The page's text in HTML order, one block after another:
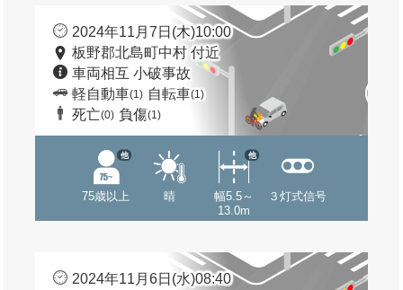
2024年11月7日(木)10:00
板野郡北島町中村 付近
車両相互 小破事故
軽自動車(1) 自転車(1)
死亡(0) 負傷(1)
75歳以上
他
晴
幅5.5～
13.0m
他
３灯式信号
2024年11月6日(水)08:40